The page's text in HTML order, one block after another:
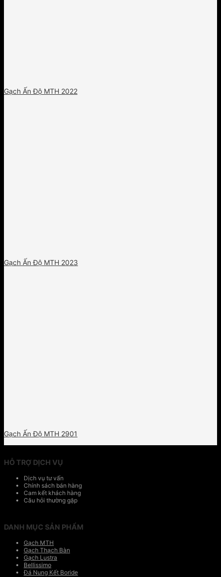
Gạch Ấn Độ MTH 2022
Gạch Ấn Độ MTH 2023
Gạch Ấn Độ MTH 2901
HỖ TRỢ DỊCH VỤ
Dịch vụ tư vấn
Chính sách bán hàng
Cam kết khách hàng
Câu hỏi thường gặp
DANH MỤC SẢN PHẨM
Gạch MTH
Gạch Thạch Bàn
Gạch Lustra
Bellissimo
Đá Nung Kết Boride